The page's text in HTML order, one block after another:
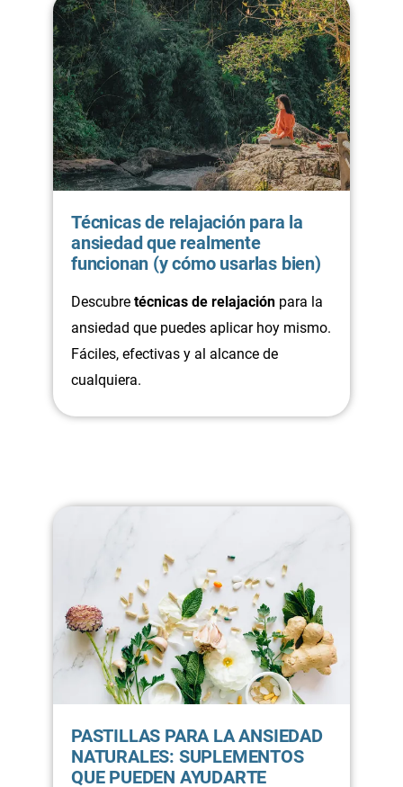
Técnicas de relajación para la
ansiedad que realmente
funcionan (y cómo usarlas bien)
Descubre técnicas de relajación para la
ansiedad que puedes aplicar hoy mismo.
Fáciles, efectivas y al alcance de
cualquiera.
PASTILLAS PARA LA ANSIEDAD
NATURALES: SUPLEMENTOS
QUE PUEDEN AYUDARTE